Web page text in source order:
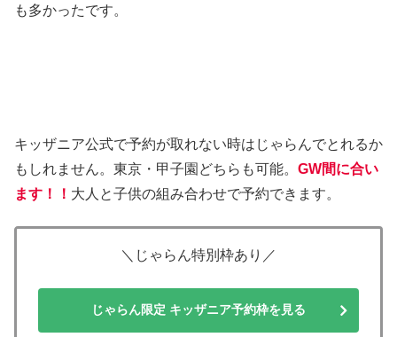
も多かったです。
キッザニア公式で予約が取れない時はじゃらんでとれるか
もしれません。東京・甲子園どちらも可能。 GW間に合い
ます！！ 大人と子供の組み合わせで予約できます。
＼じゃらん特別枠あり／
じゃらん限定 キッザニア予約枠を見る